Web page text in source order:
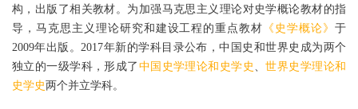
构，出版了相关教材。为加强马克思主义理论对史学概论教材的指
导，马克思主义理论研究和建设工程的重点教材 《史学概论》于
2009年出版。2017年新的学科目录公布，中国史和世界史成为两个
独立的一级学科，形成了 中国史学理论和史学史 、世界史学理论和
史学史 两个并立学科。